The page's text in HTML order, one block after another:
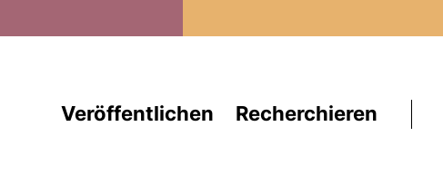
Veröffentlichen Recherchieren